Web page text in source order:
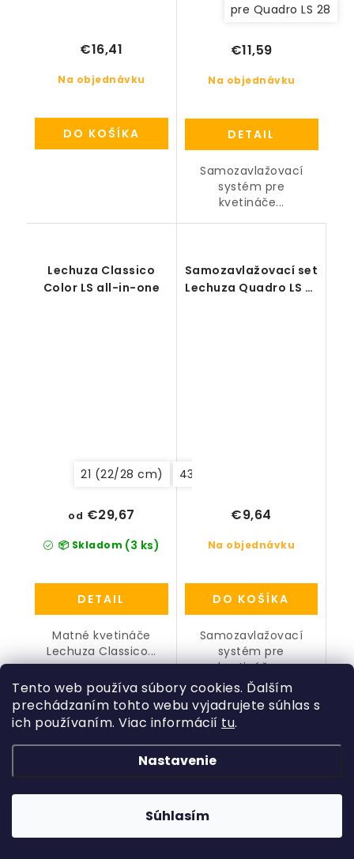
Tento web používa súbory cookies. Ďalším
prechádzaním tohto webu vyjadrujete súhlas s
ich používaním. Viac informácií tu.
Nastavenie
Súhlasím
Na objednávku
€16,41
DO KOŠÍKA
pre Quadro LS 28
Na objednávku
€11,59
DETAIL
Samozavlažovací
systém pre
kvetináče...
Lechuza Classico
Color LS all-in-one
21 (22/28 cm) 43 (43/39 cm)
📦 Skladom (3 ks)
od €29,67
DETAIL
Matné kvetináče
Lechuza Classico...
Samozavlažovací set
Lechuza Quadro LS 21
Na objednávku
€9,64
DO KOŠÍKA
Samozavlažovací
systém pre
kvetináče...
á
p
äRastliny
Informácie o obchode
Obchodné podmienky
Copyright 2026Hydroflora. Všetky práva vyhradené.